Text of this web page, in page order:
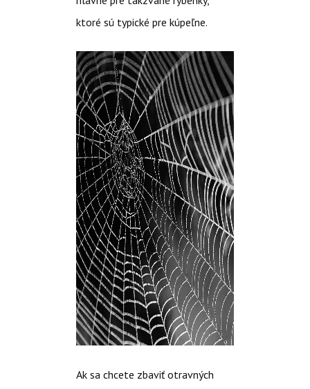
ktoré sú typické pre kúpeľne.
Ak sa chcete zbaviť otravných